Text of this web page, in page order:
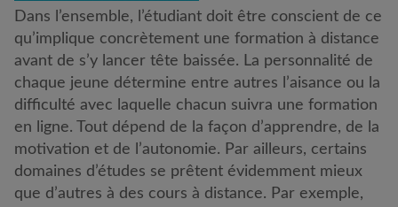
Dans l’ensemble, l’étudiant doit être conscient de ce
qu’implique concrètement une formation à distance
avant de s’y lancer tête baissée. La personnalité de
chaque jeune détermine entre autres l’aisance ou la
difficulté avec laquelle chacun suivra une formation
en ligne. Tout dépend de la façon d’apprendre, de la
motivation et de l’autonomie. Par ailleurs, certains
domaines d’études se prêtent évidemment mieux
que d’autres à des cours à distance. Par exemple,